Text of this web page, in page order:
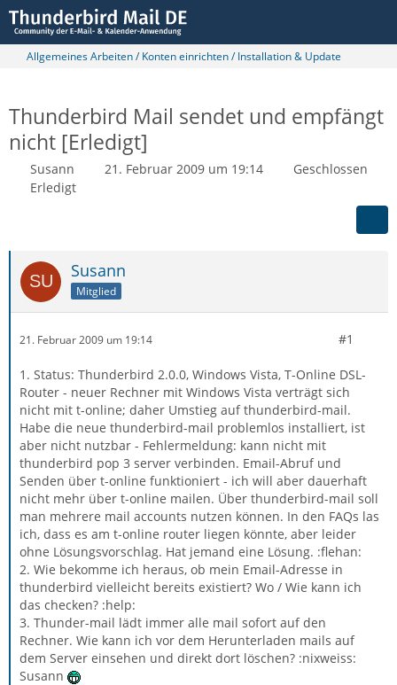
Allgemeines Arbeiten / Konten einrichten / Installation & Update
Thunderbird Mail sendet und empfängt
nicht [Erledigt]
Susann 21. Februar 2009 um 19:14
Geschlossen
Erledigt
Susann
Mitglied
21. Februar 2009 um 19:14 #1
1. Status: Thunderbird 2.0.0, Windows Vista, T-Online DSL-
Router - neuer Rechner mit Windows Vista verträgt sich
nicht mit t-online; daher Umstieg auf thunderbird-mail.
Habe die neue thunderbird-mail problemlos installiert, ist
aber nicht nutzbar - Fehlermeldung: kann nicht mit
thunderbird pop 3 server verbinden. Email-Abruf und
Senden über t-online funktioniert - ich will aber dauerhaft
nicht mehr über t-online mailen. Über thunderbird-mail soll
man mehrere mail accounts nutzen können. In den FAQs las
ich, dass es am t-online router liegen könnte, aber leider
ohne Lösungsvorschlag. Hat jemand eine Lösung. :flehan:
2. Wie bekomme ich heraus, ob mein Email-Adresse in
thunderbird vielleicht bereits existiert? Wo / Wie kann ich
das checken? :help:
3. Thunder-mail lädt immer alle mail sofort auf den
Rechner. Wie kann ich vor dem Herunterladen mails auf
dem Server einsehen und direkt dort löschen? :nixweiss:
Susann